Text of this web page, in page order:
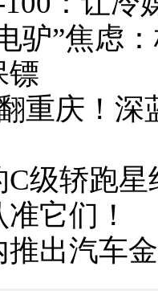
驴”焦虑
镖
重庆！深
级轿跑
它们！
出汽车